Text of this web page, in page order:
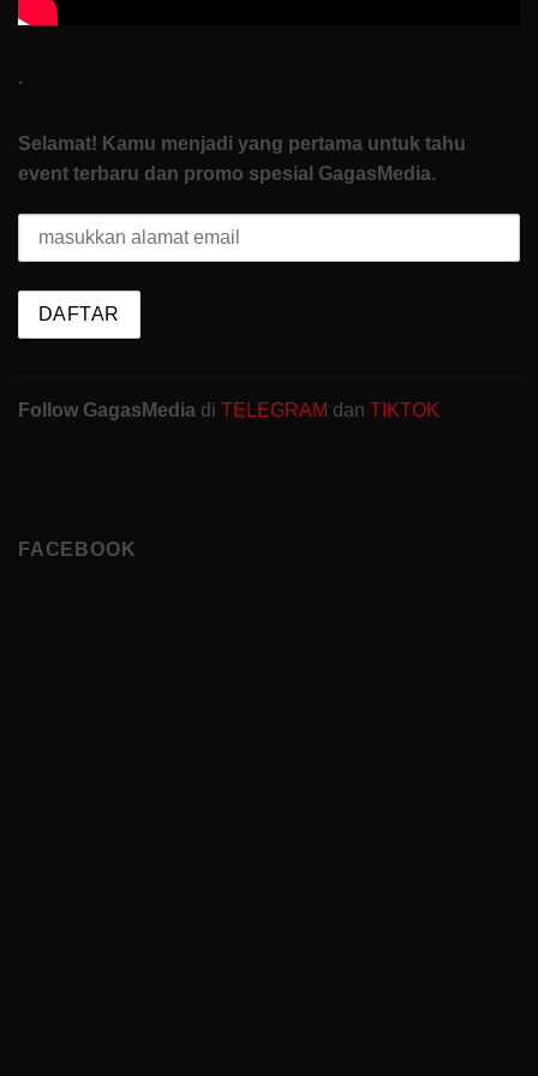
.
Selamat! Kamu menjadi yang pertama untuk tahu
event terbaru dan promo spesial GagasMedia.
Follow GagasMedia di TELEGRAM dan TIKTOK
FACEBOOK